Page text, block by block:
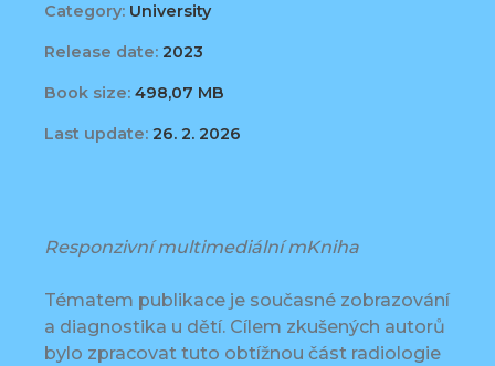
Category: University
Release date: 2023
Book size: 498,07 MB
Last update: 26. 2. 2026
Responzivní multimediální mKniha
Tématem publikace je současné zobrazování
a diagnostika u dětí. Cílem zkušených autorů
bylo zpracovat tuto obtížnou část radiologie